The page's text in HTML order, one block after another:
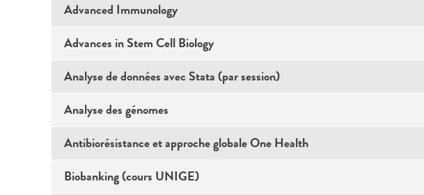
Advanced Immunology
Advances in Stem Cell Biology
Analyse de données avec Stata (par session)
Analyse des génomes
Antibiorésistance et approche globale One Health
Biobanking (cours UNIGE)